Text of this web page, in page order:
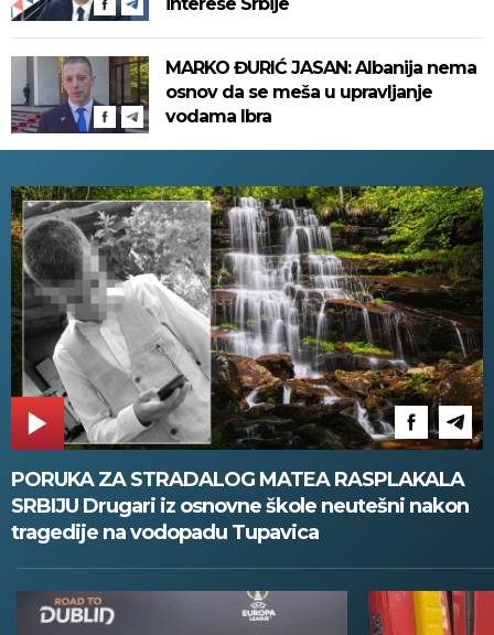
MARKO ĐURIĆ JASAN: Albanija nema
osnov da se meša u upravljanje
vodama Ibra
PORUKA ZA STRADALOG MATEA RASPLAKALA
SRBIJU Drugari iz osnovne škole neutešni nakon
tragedije na vodopadu Tupavica